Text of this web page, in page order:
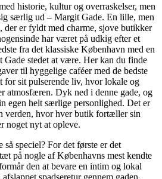
historie, kultur og overraskelser, men
særlig ud – Margit Gade. En lille, men
er fyldt med charme, sjove butikker
har været på udkig efter et
fra det klassiske København med en
Gade stedet at være. Her kan du finde
til hyggelige caféer med de bedste
for sit pulserende liv, hvor lokale og
atmosfæren. Dyk ned i denne gade, og
egen helt særlige personlighed. Det er
verden, hvor hver butik fortæller sin
noget nyt at opleve.
speciel? For det første er det
på nogle af Københavns mest kendte
den at bevare en intim og lokal
spadseretur gennem gaden,